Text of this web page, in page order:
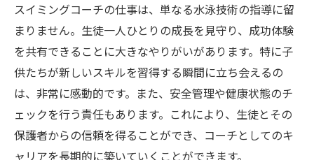
スイミングコーチとライフガードの共通点
と違い
スポーツへの情熱を仕事にスイミングコーチの
魅力
スイミングコーチとしてのやりがいと楽し
さ
スポーツを通じて社会に貢献する方法
スイミングコーチの仕事は、単なる水泳技術の指導に留
まりません。生徒一人ひとりの成長を見守り、成功体験
を共有できることに大きなやりがいがあります。特に子
供たちが新しいスキルを習得する瞬間に立ち会えるの
は、非常に感動的です。また、安全管理や健康状態のチ
ェックを行う責任もあります。これにより、生徒とその
保護者からの信頼を得ることができ、コーチとしてのキ
ャリアを長期的に築いていくことができます。